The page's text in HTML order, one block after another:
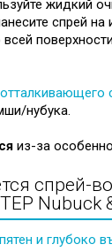
жидкий
спрей
нубука.
из-за
спрей-
Nubuck
и глубоко